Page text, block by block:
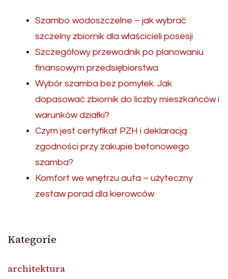
Szambo wodoszczelne – jak wybrać
szczelny zbiornik dla właścicieli posesji
Szczegółowy przewodnik po planowaniu
finansowym przedsiębiorstwa
Wybór szamba bez pomyłek. Jak
dopasować zbiornik do liczby mieszkańców i
warunków działki?
Czym jest certyfikat PZH i deklaracją
zgodności przy zakupie betonowego
szamba?
Komfort we wnętrzu auta – użyteczny
zestaw porad dla kierowców
Kategorie
architektura